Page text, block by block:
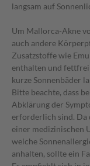
langsam auf
Um Mallorca-Akne
auch andere
Zusatzstoffe wie
enthalten und
kurze Sonnenbäder
Bitte beachte, dass
Abklärung der
erforderlich sind. Da
einer medizinischen
welche
anhalten, sollte ein